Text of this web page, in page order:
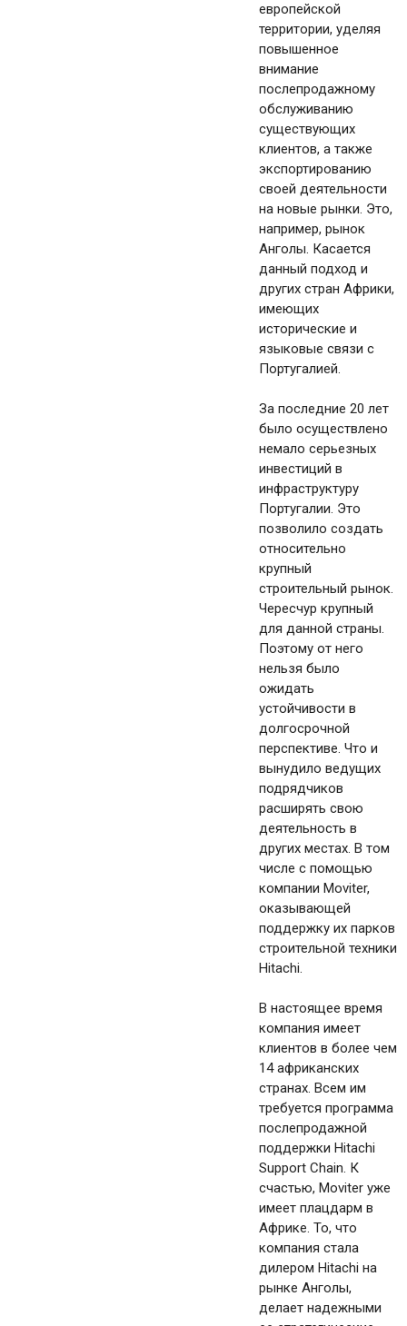
европейской
территории, уделяя
повышенное
внимание
послепродажному
обслуживанию
существующих
клиентов, а также
экспортированию
своей деятельности
на новые рынки. Это,
например, рынок
Анголы. Касается
данный подход и
других стран Африки,
имеющих
исторические и
языковые связи с
Португалией.
За последние 20 лет
было осуществлено
немало серьезных
инвестиций в
инфраструктуру
Португалии. Это
позволило создать
относительно
крупный
строительный рынок.
Чересчур крупный
для данной страны.
Поэтому от него
нельзя было
ожидать
устойчивости в
долгосрочной
перспективе. Что и
вынудило ведущих
подрядчиков
расширять свою
деятельность в
других местах. В том
числе с помощью
компании Moviter,
оказывающей
поддержку их парков
строительной техники
Hitachi.
В настоящее время
компания имеет
клиентов в более чем
14 африканских
странах. Всем им
требуется программа
послепродажной
поддержки Hitachi
Support Chain. К
счастью, Moviter уже
имеет плацдарм в
Африке. То, что
компания стала
дилером Hitachi на
рынке Анголы,
делает надежными